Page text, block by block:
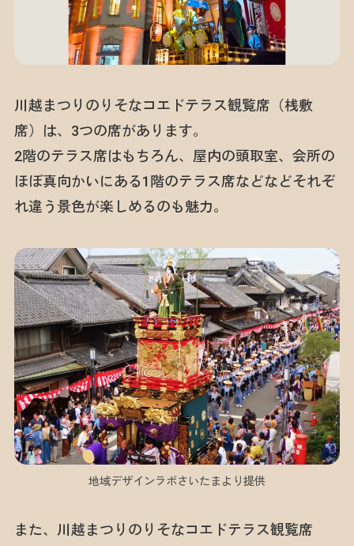
川越まつりのりそなコエドテラス観覧席（桟敷
席）は、3つの席があります。
2階のテラス席はもちろん、屋内の頭取室、会所の
ほぼ真向かいにある1階のテラス席などなどそれぞ
れ違う景色が楽しめるのも魅力。
地域デザインラボさいたまより提供
また、川越まつりのりそなコエドテラス観覧席